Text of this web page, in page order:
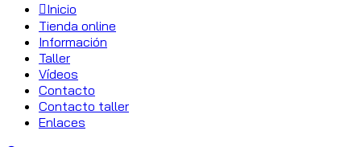
Inicio
Tienda online
Información
Taller
Vídeos
Contacto
Contacto taller
Enlaces